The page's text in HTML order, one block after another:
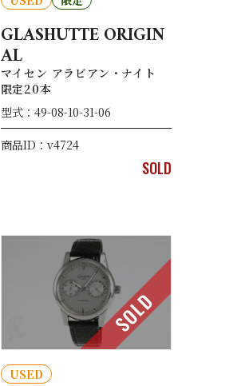
GLASHUTTE ORIGIN
AL
マイセン アラビアン・ナイト
限定20本
型式：49-08-10-31-06
商品ID：v4724
SOLD
SOLD
USED